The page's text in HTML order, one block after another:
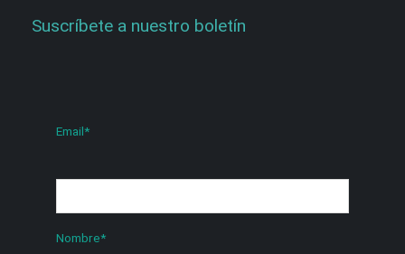
Suscríbete a nuestro boletín
Email*
Nombre*